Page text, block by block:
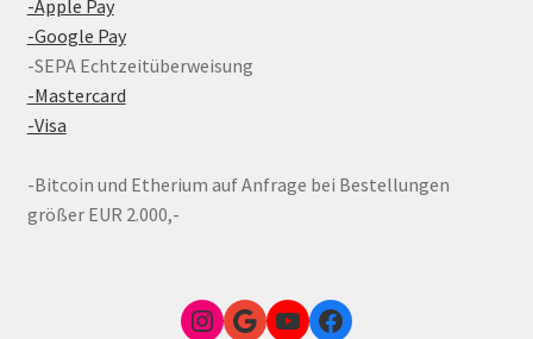
-Apple Pay
-Google Pay
-SEPA Echtzeitüberweisung
-Mastercard
-Visa
-Bitcoin und Etherium auf Anfrage bei Bestellungen
größer EUR 2.000,-
Instagram
Google Link zum FunShop WienYouTubeFacebook